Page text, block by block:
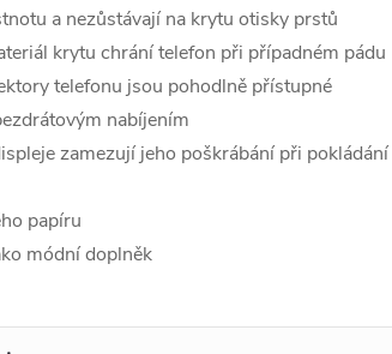
a nezůstávají na krytu otisky prstů
krytu chrání telefon při případném pádu
telefonu jsou pohodlně přístupné
nabíjením
zamezují jeho poškrábání při pokládání
papíru
módní doplněk